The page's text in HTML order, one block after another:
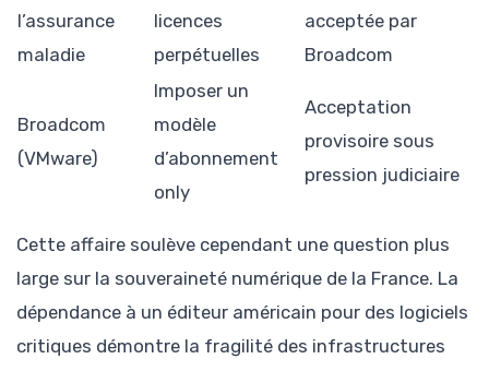
l’assurance
maladie
licences
perpétuelles
acceptée par
Broadcom
Broadcom
(VMware)
Imposer un
modèle
d’abonnement
only
Acceptation
provisoire sous
pression judiciaire
Cette affaire soulève cependant une question plus
large sur la souveraineté numérique de la France. La
dépendance à un éditeur américain pour des logiciels
critiques démontre la fragilité des infrastructures